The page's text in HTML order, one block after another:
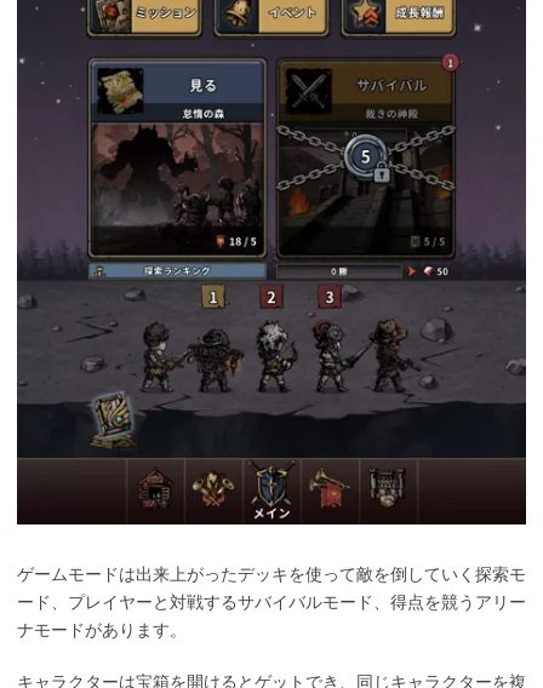
ゲームモードは出来上がったデッキを使って敵を倒していく探索モ
ード、プレイヤーと対戦するサバイバルモード、得点を競うアリー
ナモードがあります。
キャラクターは宝箱を開けるとゲットでき、同じキャラクターを複